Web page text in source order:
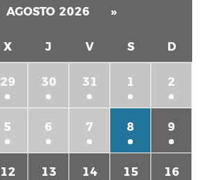
AGOSTO 2026 »
X J V S D
29 30 31 1 2
5 6 7 8 9
12 13 14 15 16